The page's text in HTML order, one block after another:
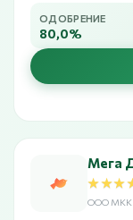
ОДОБРЕНИЕ
80,0%
Мега
ООО МКК